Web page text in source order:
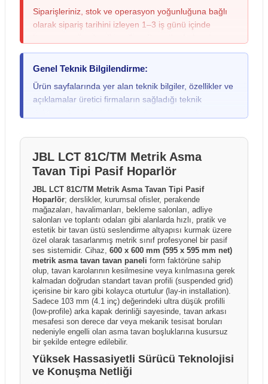
Siparişleriniz, stok ve operasyon yoğunluğuna bağlı
olarak sipariş tarihini izleyen 1–3 iş günü içinde
değişebileceğinden lütfen siparişinizi oluştururken bu
durumu göz önünde bulundurunuz. Teslimat sırasında
fiziksel bir hasar fark ederseniz ya da gitar, keman,
davul gibi yüksek hassasiyete sahip ürünlerde dış
kutuda hasar olmasa bile darbe kaynaklı iç hasar
edilmesi durumunda, teslimat öncesinde kargo
görevlisine "Hasar Tespit Tutanağı" tutturulması yasal
hasarlarda kargo firması nezdinde tazmin süreci
başlatılabilirken, tutanaksız teslim alınan gönderilerde
hasarın taşıma aşamasında oluştuğu ispatlanamadığı
için sonradan yapılacak bildirimler kabul
edilememektedir.
Genel Teknik Bilgilendirme:
Ürün sayfalarında yer alan teknik bilgiler, özellikler ve
açıklamalar üretici firmaların sağladığı teknik
sonuçları; kullanım şekli, kurulum ortamı, elektrik
altyapısı, kullanılan diğer ekipmanlar ve çevresel
faktörlere bağlı olarak farklılık gösterebilir. Üretici
firmalar ürün özelliklerinde önceden bildirim
yapmaksızın değişiklik yapma hakkını saklı tutabilir.
Kutu içeriği ve ürünle birlikte sunulan aksesuarlar
üretici firma ve dağıtım politikalarına bağlı olarak ülke,
bölge veya parti bazında farklılık gösterebilir. Ürün
sayfalarında yer alan görseller temsilî amaçlı olabilir
ve gerçek ürün, kutu içeriği veya renk tonları
görsellerden farklılık gösterebilir.
JBL LCT 81C/TM Metrik Asma
Tavan Tipi Pasif Hoparlör
JBL LCT 81C/TM Metrik Asma Tavan Tipi Pasif
Hoparlör; derslikler, kurumsal ofisler, perakende
mağazaları, havalimanları, bekleme salonları, adliye
salonları ve toplantı odaları gibi alanlarda hızlı, pratik ve
estetik bir tavan üstü seslendirme altyapısı kurmak üzere
özel olarak tasarlanmış metrik sınıf profesyonel bir pasif
ses sistemidir. Cihaz, 600 x 600 mm (595 x 595 mm net)
metrik asma tavan tavan paneli form faktörüne sahip
olup, tavan karolarının kesilmesine veya kırılmasına gerek
kalmadan doğrudan standart tavan profili (suspended grid)
içerisine bir karo gibi kolayca oturtulur (lay-in installation).
Sadece 103 mm (4.1 inç) değerindeki ultra düşük profilli
(low-profile) arka kapak derinliği sayesinde, tavan arkası
mesafesi son derece dar veya mekanik tesisat boruları
nedeniyle engelli olan asma tavan boşluklarına kusursuz
bir şekilde entegre edilebilir.
Yüksek Hassasiyetli Sürücü Teknolojisi
ve Konuşma Netliği